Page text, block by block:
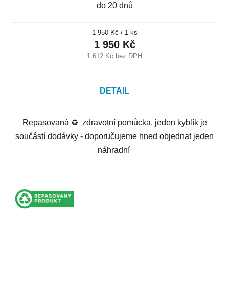
do 20 dnů
1 612 Kč bez DPH
1 950 Kč
Měrná
cena:
1 950 Kč / 1 ks
DETAIL
Repasovaná ♻️ zdravotní pomůcka, jeden kyblík je
součástí dodávky - doporučujeme hned objednat jeden
náhradní